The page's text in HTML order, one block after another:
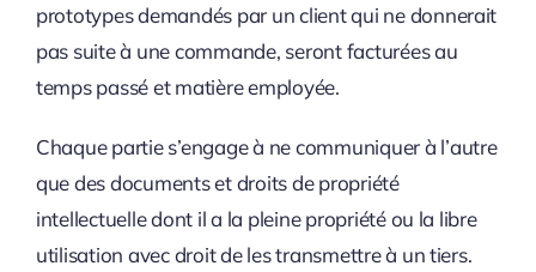
prototypes demandés par un client qui ne donnerait
pas suite à une commande, seront facturées au
temps passé et matière employée.
Chaque partie s’engage à ne communiquer à l’autre
que des documents et droits de propriété
intellectuelle dont il a la pleine propriété ou la libre
utilisation avec droit de les transmettre à un tiers.